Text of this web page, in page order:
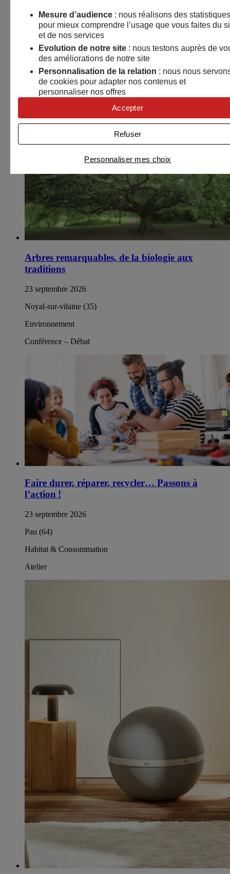
Pagayez pour la planète !
19 septembre 2026
Vivonne (86)
Environnement
Arbres remarquables, de la biologie aux
traditions
23 septembre 2026
Noyal-sur-vilaine (35)
Environnement
Conférence – Débat
Faire durer, réparer, recycler… Passons à
l’action !
23 septembre 2026
Pau (64)
Habitat & Consommation
Atelier
Mesure d’audience : nous réalisons des statistiques
pour mieux comprendre l’usage que vous faites du
et de nos services
Evolution de notre site : nous testons auprès de
des améliorations de notre site
Personnalisation de la relation : nous nous
de cookies pour adapter nos contenus et
personnaliser nos offres
Univers publicitaire: nous utilisons avec nos
partenaires des cookies pour afficher des publicités
personnalisées
Connaître notre politique cookies et la liste de nos
Personnaliser mes choix
Refuser
Accepter